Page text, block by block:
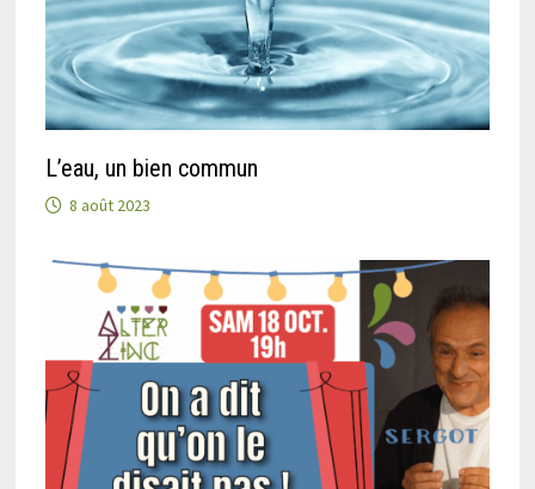
L’eau, un bien commun
8 août 2023